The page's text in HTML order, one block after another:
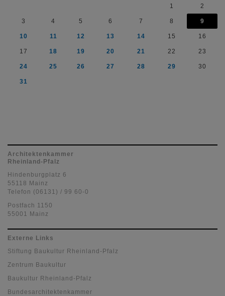
1 2
3 4 5 6 7 8 9
10 11 12 13 14 15 16
17 18 19 20 21 22 23
24 25 26 27 28 29 30
31
Architektenkammer
Rheinland-Pfalz
Hindenburgplatz 6
55118 Mainz
Telefon (06131) / 99 60-0
Postfach 1150
55001 Mainz
Externe Links
Stiftung Baukultur Rheinland-Pfalz
Zentrum Baukultur
Baukultur Rheinland-Pfalz
Bundesarchitektenkammer